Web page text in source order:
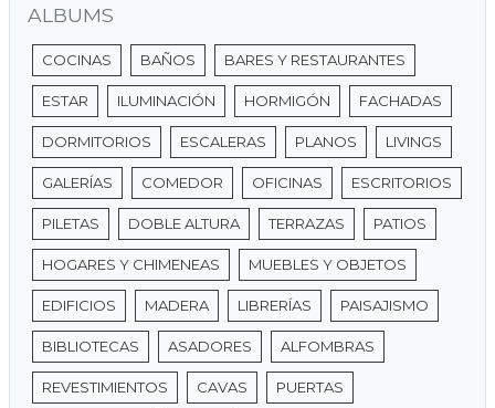
ALBUMS
COCINAS BAÑOS BARES Y RESTAURANTES
ESTAR ILUMINACIÓN HORMIGÓN FACHADAS
DORMITORIOS ESCALERAS PLANOS LIVINGS
GALERÍAS COMEDOR OFICINAS ESCRITORIOS
PILETAS DOBLE ALTURA TERRAZAS PATIOS
HOGARES Y CHIMENEAS MUEBLES Y OBJETOS
EDIFICIOS MADERA LIBRERÍAS PAISAJISMO
BIBLIOTECAS ASADORES ALFOMBRAS
REVESTIMIENTOS CAVAS PUERTAS